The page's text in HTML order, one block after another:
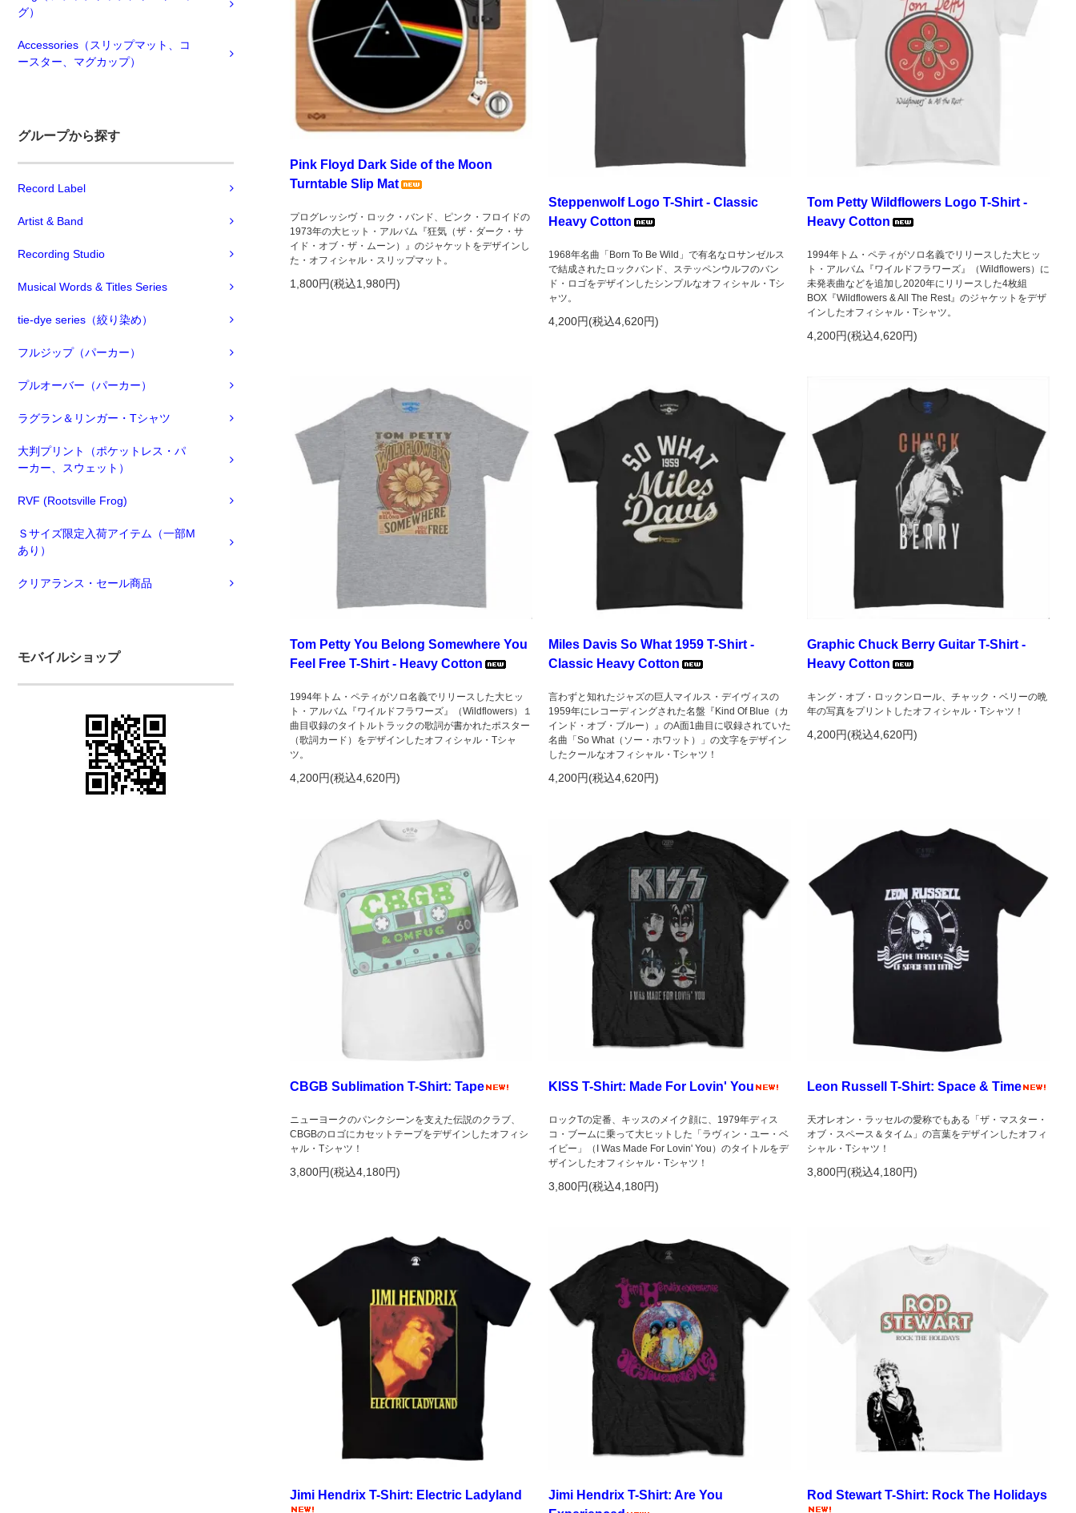
グ）
Accessories（スリップマット、コ
ースター、マグカップ）
グループから探す
Record Label
Artist & Band
Recording Studio
Musical Words & Titles Series
tie-dye series（絞り染め）
フルジップ（パーカー）
プルオーバー（パーカー）
ラグラン＆リンガー・Tシャツ
大判プリント（ポケットレス・パ
ーカー、スウェット）
RVF (Rootsville Frog)
Ｓサイズ限定入荷アイテム（一部M
あり）
クリアランス・セール商品
モバイルショップ
Pink Floyd Dark Side of the Moon
Turntable Slip Mat
プログレッシヴ・ロック・バンド、ピンク・フロイドの
1973年の大ヒット・アルバム『狂気（ザ・ダーク・サ
イド・オブ・ザ・ムーン）』のジャケットをデザインし
た・オフィシャル・スリップマット。
1,800円(税込1,980円)
Steppenwolf Logo T-Shirt - Classic
Heavy Cotton
1968年名曲「Born To Be Wild」で有名なロサンゼルス
で結成されたロックバンド、ステッペンウルフのバン
ド・ロゴをデザインしたシンプルなオフィシャル・Tシ
ャツ。
4,200円(税込4,620円)
Tom Petty Wildflowers Logo T-Shirt -
Heavy Cotton
1994年トム・ペティがソロ名義でリリースした大ヒッ
ト・アルバム『ワイルドフラワーズ』（Wildflowers）に
未発表曲などを追加し2020年にリリースした4枚組
BOX『Wildflowers & All The Rest』のジャケットをデザ
インしたオフィシャル・Tシャツ。
4,200円(税込4,620円)
Tom Petty You Belong Somewhere You
Feel Free T-Shirt - Heavy Cotton
1994年トム・ペティがソロ名義でリリースした大ヒッ
ト・アルバム『ワイルドフラワーズ』（Wildflowers）１
曲目収録のタイトルトラックの歌詞が書かれたポスター
（歌詞カード）をデザインしたオフィシャル・Tシャ
ツ。
4,200円(税込4,620円)
Miles Davis So What 1959 T-Shirt -
Classic Heavy Cotton
言わずと知れたジャズの巨人マイルス・デイヴィスの
1959年にレコーディングされた名盤『Kind Of Blue（カ
インド・オブ・ブルー）』のA面1曲目に収録されていた
名曲「So What（ソー・ホワット）」の文字をデザイン
したクールなオフィシャル・Tシャツ！
4,200円(税込4,620円)
Graphic Chuck Berry Guitar T-Shirt -
Heavy Cotton
キング・オブ・ロックンロール、チャック・ベリーの晩
年の写真をプリントしたオフィシャル・Tシャツ！
4,200円(税込4,620円)
CBGB Sublimation T-Shirt: Tape
ニューヨークのパンクシーンを支えた伝説のクラブ、
CBGBのロゴにカセットテープをデザインしたオフィシ
ャル・Tシャツ！
3,800円(税込4,180円)
KISS T-Shirt: Made For Lovin' You
ロックTの定番、キッスのメイク顔に、1979年ディス
コ・ブームに乗って大ヒットした「ラヴィン・ユー・ベ
イビー」（I Was Made For Lovin' You）のタイトルをデ
ザインしたオフィシャル・Tシャツ！
3,800円(税込4,180円)
Leon Russell T-Shirt: Space & Time
天才レオン・ラッセルの愛称でもある「ザ・マスター・
オブ・スペース＆タイム」の言葉をデザインしたオフィ
シャル・Tシャツ！
3,800円(税込4,180円)
Jimi Hendrix T-Shirt: Electric Ladyland
Jimi Hendrix T-Shirt: Are You
Rod Stewart T-Shirt: Rock The Holidays